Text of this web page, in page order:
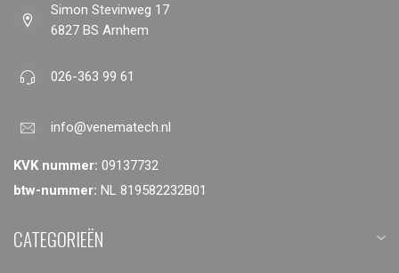
Simon Stevinweg 17
6827 BS Arnhem
026-363 99 61
info@venematech.nl
KVK nummer: 09137732
btw-nummer: NL 819582232B01
CATEGORIEËN